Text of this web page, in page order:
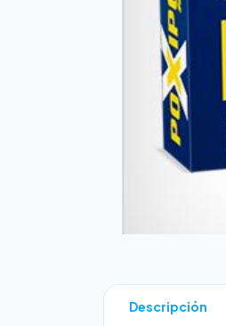
Descripción